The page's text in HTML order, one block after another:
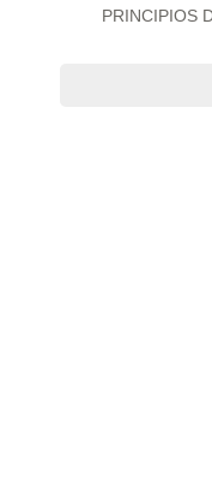
PRINCIPIOS